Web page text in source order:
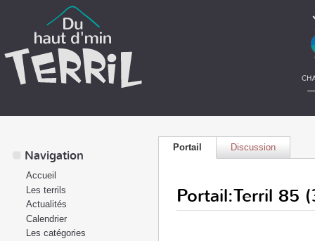
Portail Discussion
Portail:Terril 85
Navigation
Accueil
Les terrils
Actualités
Calendrier
Les catégories